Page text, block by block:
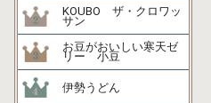
KOUBO ザ・クロワッ
サン
お豆がおいしい寒天ゼ
リー 小豆
伊勢うどん